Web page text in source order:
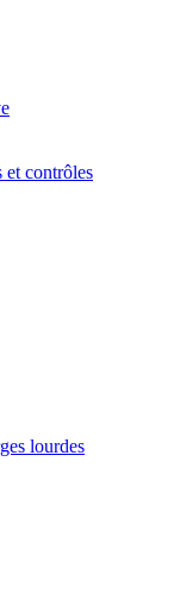
et contrôles
lourdes